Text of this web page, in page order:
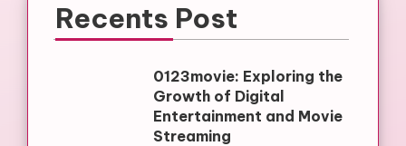
Recents Post
0123movie: Exploring the
Growth of Digital
Entertainment and Movie
Streaming